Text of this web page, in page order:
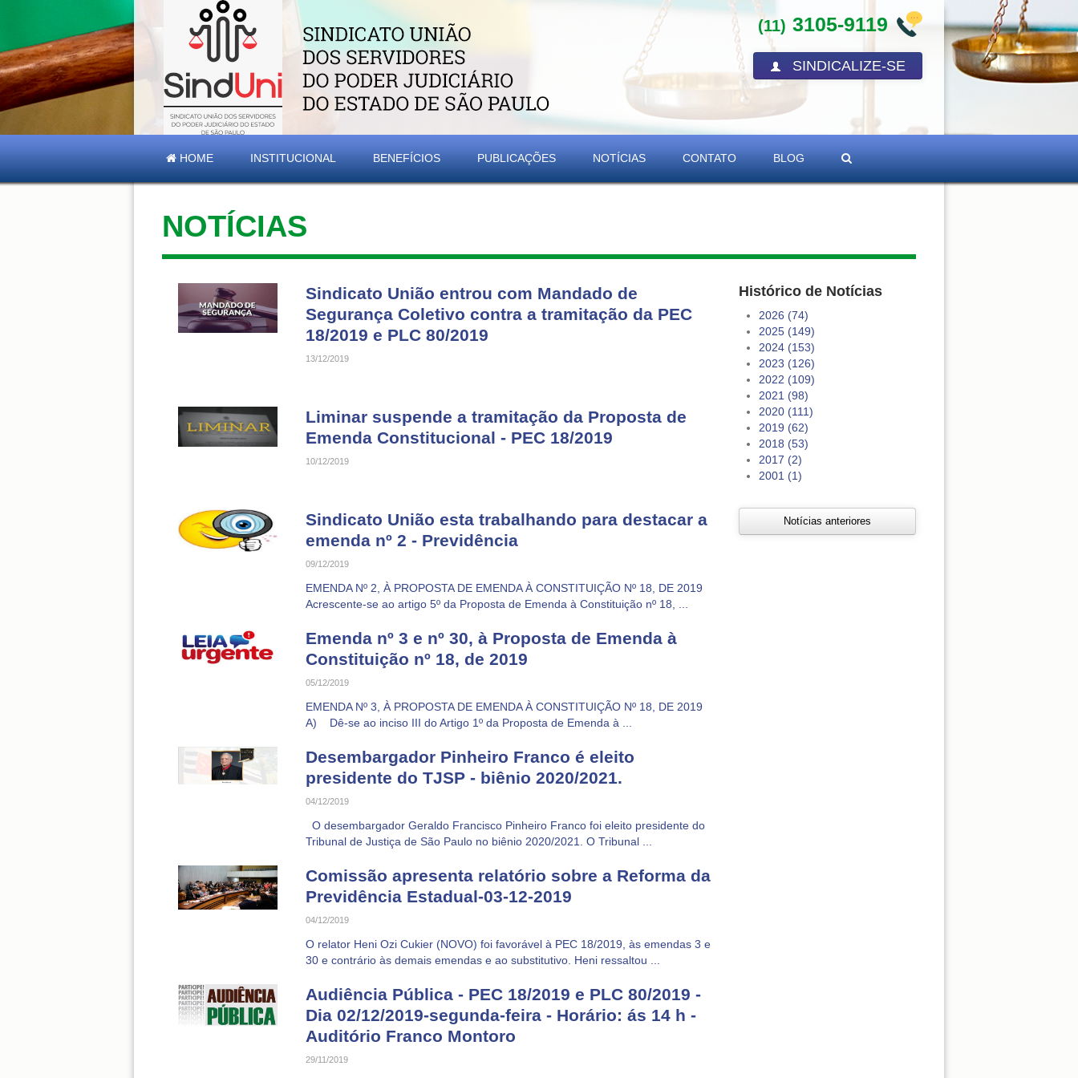
(11) 3105-9119
SINDICALIZE-SE
HOME INSTITUCIONAL BENEFÍCIOS PUBLICAÇÕES NOTÍCIAS CONTATO BLOG
NOTÍCIAS
Sindicato União entrou com Mandado de
Segurança Coletivo contra a tramitação da PEC
18/2019 e PLC 80/2019
13/12/2019
Liminar suspende a tramitação da Proposta de
Emenda Constitucional - PEC 18/2019
10/12/2019
Sindicato União esta trabalhando para destacar a
emenda nº 2 - Previdência
09/12/2019
EMENDA Nº 2, À PROPOSTA DE EMENDA À CONSTITUIÇÃO Nº 18, DE 2019
Acrescente-se ao artigo 5º da Proposta de Emenda à Constituição nº 18, ...
Emenda nº 3 e nº 30, à Proposta de Emenda à
Constituição nº 18, de 2019
05/12/2019
EMENDA Nº 3, À PROPOSTA DE EMENDA À CONSTITUIÇÃO Nº 18, DE 2019
A) Dê-se ao inciso III do Artigo 1º da Proposta de Emenda à ...
Desembargador Pinheiro Franco é eleito
presidente do TJSP - biênio 2020/2021.
04/12/2019
O desembargador Geraldo Francisco Pinheiro Franco foi eleito presidente do
Tribunal de Justiça de São Paulo no biênio 2020/2021. O Tribunal ...
Comissão apresenta relatório sobre a Reforma da
Previdência Estadual-03-12-2019
04/12/2019
O relator Heni Ozi Cukier (NOVO) foi favorável à PEC 18/2019, às emendas 3 e
30 e contrário às demais emendas e ao substitutivo. Heni ressaltou ...
Audiência Pública - PEC 18/2019 e PLC 80/2019 -
Dia 02/12/2019-segunda-feira - Horário: ás 14 h -
Auditório Franco Montoro
29/11/2019
Histórico de Notícias
2026 (74)
2025 (149)
2024 (153)
2023 (126)
2022 (109)
2021 (98)
2020 (111)
2019 (62)
2018 (53)
2017 (2)
2001 (1)
Notícias anteriores